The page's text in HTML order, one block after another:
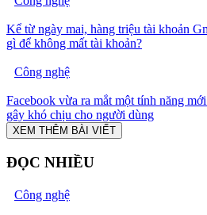
Kể từ ngày mai, hàng triệu tài khoản
gì để không mất tài khoản?
Công nghệ
Facebook vừa ra mắt một tính năng
gây khó chịu cho người dùng
XEM THÊM BÀI VIẾT
ĐỌC NHIỀU
Công nghệ